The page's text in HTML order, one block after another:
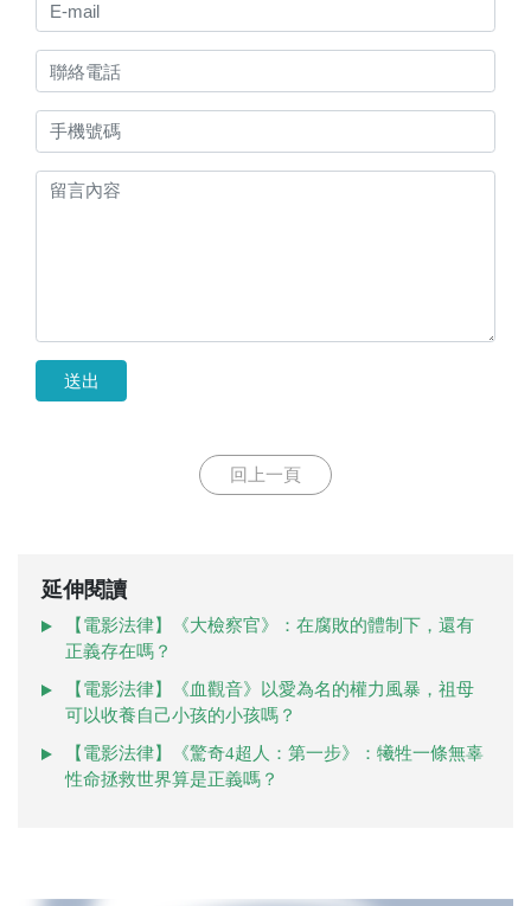
送出
回上一頁
延伸閱讀
【電影法律】《大檢察官》：在腐敗的體制下，還有
正義存在嗎？
【電影法律】《血觀音》以愛為名的權力風暴，祖母
可以收養自己小孩的小孩嗎？
【電影法律】《驚奇4超人：第一步》：犧牲一條無辜
性命拯救世界算是正義嗎？